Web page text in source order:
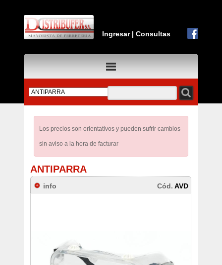
Ingresar|Consultas
Los precios son orientativos y pueden sufrir cambios
sin aviso a la hora de facturar
ANTIPARRA
info Cód.AVD